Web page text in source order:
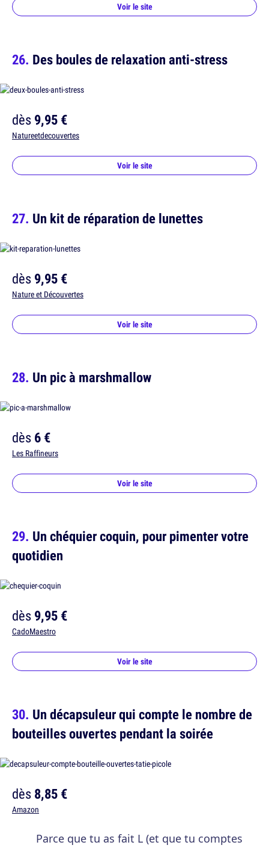
Voir le site
Des boules de relaxation anti-stress
dès9,95 €
Natureetdecouvertes
Voir le site
Un kit de réparation de lunettes
dès9,95 €
Nature et Découvertes
Voir le site
Un pic à marshmallow
dès6 €
Les Raffineurs
Voir le site
Un chéquier coquin, pour pimenter votre
quotidien
dès9,95 €
CadoMaestro
Voir le site
Un décapsuleur qui compte le nombre de
bouteilles ouvertes pendant la soirée
dès8,85 €
Amazon
Parce que tu as fait L (et que tu comptes